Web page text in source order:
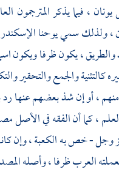
، فيما يذكر المترجمون
، ولذلك سمي يوحنا
، يكون ظرفا ويكون
والجمع والتحقير
منهم ، أو إن شذ بعضهم
، كما أن الفقه في
وجل - خص به الكعبة ، وإن
العرب ظرفا ، وأصله